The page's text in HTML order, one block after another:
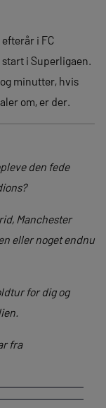
i FC
i Superligaen.
minutter, hvis
om, er der.
den fede
Manchester
eller noget endnu
for dig og
fra